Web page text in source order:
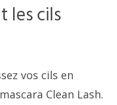
les cils
vos cils en
Clean Lash.